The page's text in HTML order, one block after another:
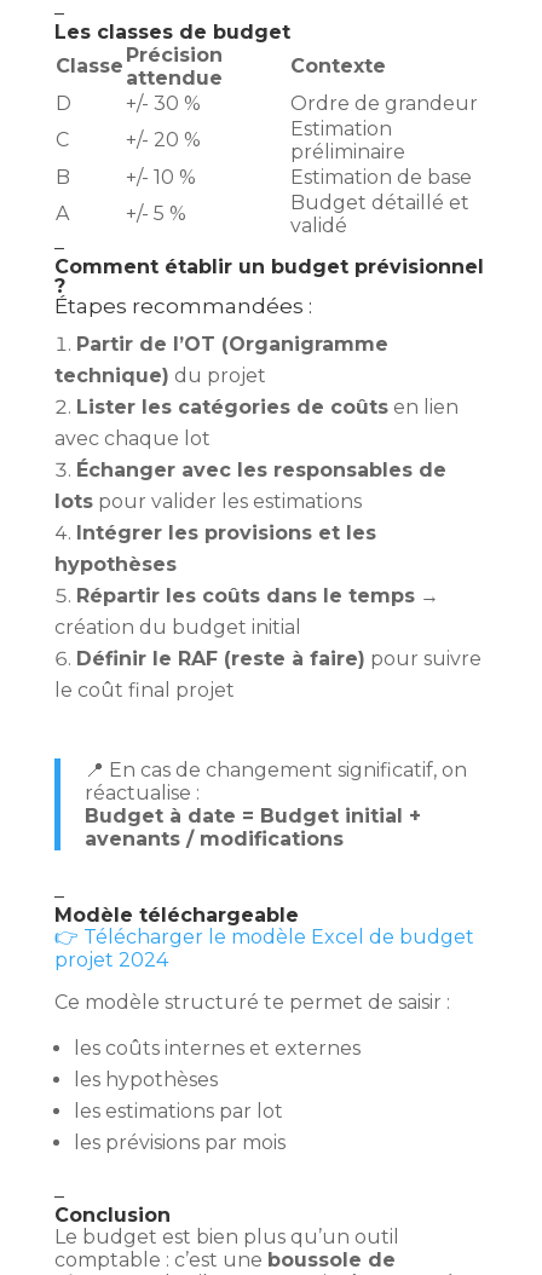
–
Les classes de budget
Classe Précision
attendue
Contexte
D
+/- 30 %
Ordre de grandeur
C
+/- 20 %
Estimation
préliminaire
B
+/- 10 %
Estimation de base
A
+/- 5 %
Budget détaillé et
validé
–
Comment établir un budget prévisionnel
?
Étapes recommandées :
Partir de l’OT (Organigramme
technique) du projet
Lister les catégories de coûtsen lien
avec chaque lot
Échanger avec les responsables de
lotspour valider les estimations
Intégrer les provisions et les
hypothèses
Répartir les coûts dans le temps→
création du budget initial
Définir le RAF (reste à faire) pour suivre
le coût final projet
📍 En cas de changement significatif, on
réactualise :
Budget à date = Budget initial +
avenants / modifications
–
Modèle téléchargeable
👉 Télécharger le modèle Excel de budget
projet 2024
Ce modèle structuré te permet de saisir :
les coûts internes et externes
les hypothèses
les estimations par lot
les prévisions par mois
–
Conclusion
Le budget est bien plus qu’un outil
comptable : c’est une boussole de